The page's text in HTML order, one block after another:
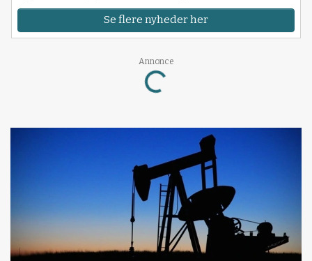
Se flere nyheder her
Annonce
Loading...